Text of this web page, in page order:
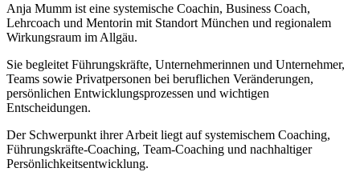
Anja Mumm ist eine systemische Coachin, Business Coach,
Lehrcoach und Mentorin mit Standort München und regionalem
Wirkungsraum im Allgäu.
Sie begleitet Führungskräfte, Unternehmerinnen und Unternehmer,
Teams sowie Privatpersonen bei beruflichen Veränderungen,
persönlichen Entwicklungsprozessen und wichtigen
Entscheidungen.
Der Schwerpunkt ihrer Arbeit liegt auf systemischem Coaching,
Führungskräfte-Coaching, Team-Coaching und nachhaltiger
Persönlichkeitsentwicklung.